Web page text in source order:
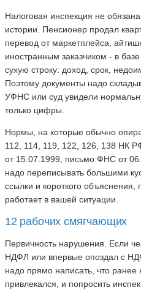
Налоговая инспекция не
истории. Пенсионер продал
перевод от маркетплейса,
иностранным заказчиком - в
сухую строку: доход, срок,
Поэтому документы надо
УФНС или суд увидели
только цифры.
Нормы, на которые обычно
112, 114, 119, 122, 126, 138 НК
от 15.07.1999, письмо ФНС от
надо переписывать большими
ссылки и короткого объяснения,
работает в вашей ситуации.
12 рабочих смягчающих
Первичность нарушения. Если
НДФЛ или впервые опоздал с
надо прямо написать, что ранее
привлекался, и попросить